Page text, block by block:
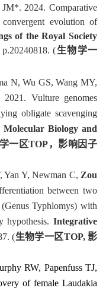
2024. Comparative
evolution of
of the Royal Society
(生物学一
N, Wu GS, Wang MY,
Vulture genomes
obligate scavenging
Molecular Biology and
一区TOP，影响因子
Y, Newman C, Zou
between two
(Genus Typhlomys) with
hypothesis. Integrative
(生物学一区TOP, 影
RW, Papenfuss TJ,
of female Laudakia